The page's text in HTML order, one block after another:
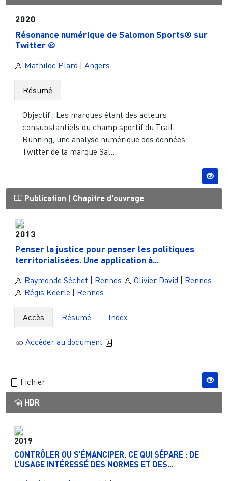
2020
Résonance numérique de Salomon Sports® sur
Twitter ®
Mathilde Plard | Angers
Résumé
Objectif : Les marques étant des acteurs
consubstantiels du champ sportif du Trail-
Running, une analyse numérique des données
Twitter de la marque Sal...
Publication Chapitre d'ouvrage
2013
Penser la justice pour penser les politiques
territorialisées. Une application à...
Raymonde Séchet Rennes Olivier David
Rennes
Régis Keerle
Rennes
Accès Résumé Index
Accèder au document
Fichier
HDR
2019
CONTRÔLER OU S’ÉMANCIPER. CE QUI SÉPARE : DE
L’USAGE INTÉRESSÉ DES NORMES ET DES...